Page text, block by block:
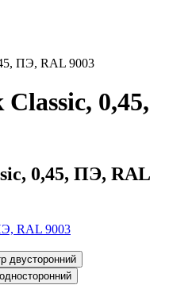
ПЭ, RAL 9003
0,45,
0,45, ПЭ, RAL
двусторонний